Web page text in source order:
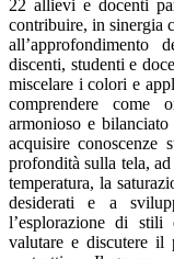
22 allievi e docenti
contribuire, in sinergia
all’approfondimento
discenti, studenti e
miscelare i colori e
comprendere come
armonioso e
acquisire conoscenze
profondità sulla tela,
temperatura, la
desiderati e a
l’esplorazione di
valutare e discutere